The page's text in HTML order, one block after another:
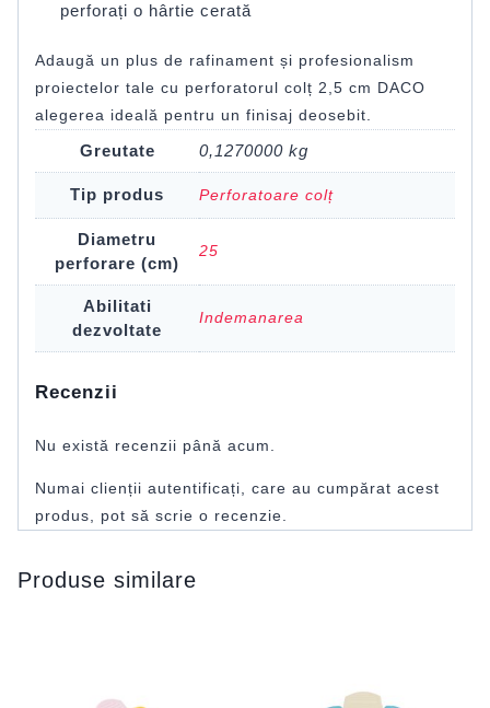
perforați o hârtie cerată
Adaugă un plus de rafinament și profesionalism
proiectelor tale cu perforatorul colț 2,5 cm DACO
alegerea ideală pentru un finisaj deosebit.
Greutate 0,1270000 kg
Tip produs Perforatoare colț
Diametru
perforare (cm)
25
Abilitati
dezvoltate
Indemanarea
Recenzii
Nu există recenzii până acum.
Numai clienții autentificați, care au cumpărat acest
produs, pot să scrie o recenzie.
Produse similare